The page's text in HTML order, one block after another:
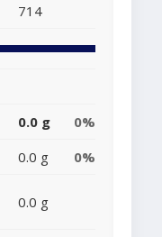
714
0.0 g
0%
0.0 g
0%
0.0 g